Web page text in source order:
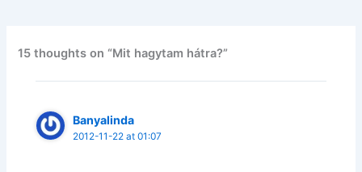
15 thoughts on “Mit hagytam hátra?”
Banyalinda
2012-11-22 at 01:07